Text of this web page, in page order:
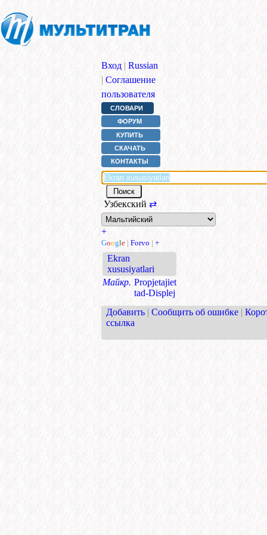
Вход | Russian
| Соглашение
пользователя
СЛОВАРИ
ФОРУМ
КУПИТЬ
СКАЧАТЬ
КОНТАКТЫ
Узбекский ⇄
+
Google | Forvo | +
Ekran
xususiyatlari
Майкр. Propjetajiet
tad-Displej
Добавить | Сообщить об ошибке |
ссылка